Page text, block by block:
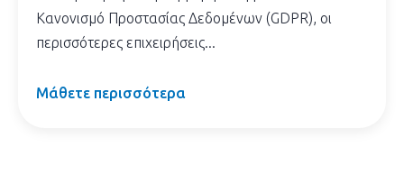
Κανονισμό Προστασίας Δεδομένων (GDPR), οι
περισσότερες επιχειρήσεις...
Μάθετε περισσότερα